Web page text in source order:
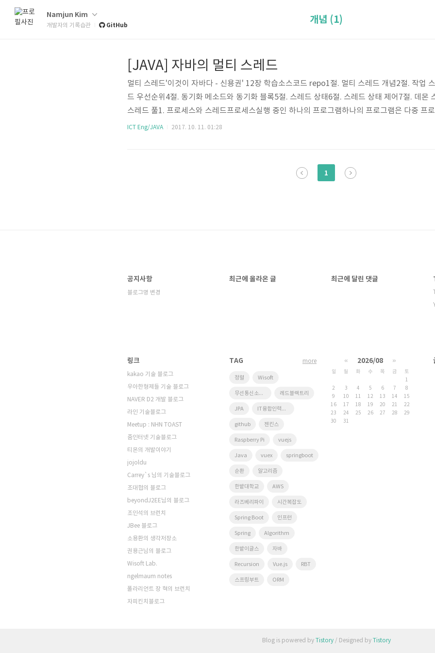
Namjun Kim
개발자의 기록습관 GitHub 개념 (1)
[JAVA] 자바의 멀티 스레드
멀티 스레드'이것이 자바다 - 신용권' 12장 학습소스코드 repo1절. 멀티 스레드 개념2절. 작업
드 우선순위4절. 동기화 메소드와 동기화 블록5절. 스레드 상태6절. 스레드 상태 제어7절. 데몬
스레드 풀1. 프로세스와 스레드프로세스실행 중인 하나의 프로그램하나의 프로그램은 다중 프
태스킹두 가지 이상의 작업을 동시에 처리하는 것멀티 프로세스 : 독립적으로 프로그램들을 실행
ICT Eng/JAVA 2017. 10. 11. 01:28
1
공지사항
블로그명 변경
최근에 올라온 글 최근에 달린 댓글
링크
kakao 기술 블로그
우아한형제들 기술 블로그
NAVER D2 개발 블로그
라인 기술블로그
Meetup : NHN TOAST
줌인터넷 기술블로그
티몬의 개발이야기
jojoldu
Carrey`s 님의 기술블로그
조대협의 블로그
beyondJ2EE님의 블로그
조인석의 브런치
JBee 블로그
소용환의 생각저장소
권용근님의 블로그
Wisoft Lab.
ngelmaum notes
폴라리언트 장 혁의 브런치
자피킨치블로그
TAG
정렬 Wisoft
무선통신소프트웨어연구실 레드블랙트리
JPA IT융합인력양성사업단
github 젠킨스
Raspberry Pi vuejs
Java vuex springboot
순환 알고리즘
한밭대학교 AWS
라즈베리파이 시간복잡도
Spring Boot 인프런
Spring Algorithm
한밭이글스 자바
Recursion Vue.js RBT
스프링부트 ORM
more « 2026/08 »
일 월 화 수 목 금
토
1
2
3 4 5 6 7
8
9
10 11 12 13 14
15
16
17 18 19 20 21
22
23
24 25 26 27 28
29
30
31
Blog is powered by Tistory/ Designed by Tistory